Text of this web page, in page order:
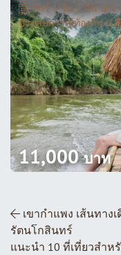
ทัวร์ 3 วัน 2 คืน ประ
ประสบการณ์ท้องถิ่น (1คื
11,000บาท
ส่วนนำทางโพ
เขากำแพง เส้นทาง
รัตนโกสินทร์
แนะนำ 10 ที่เที่ยวสำห